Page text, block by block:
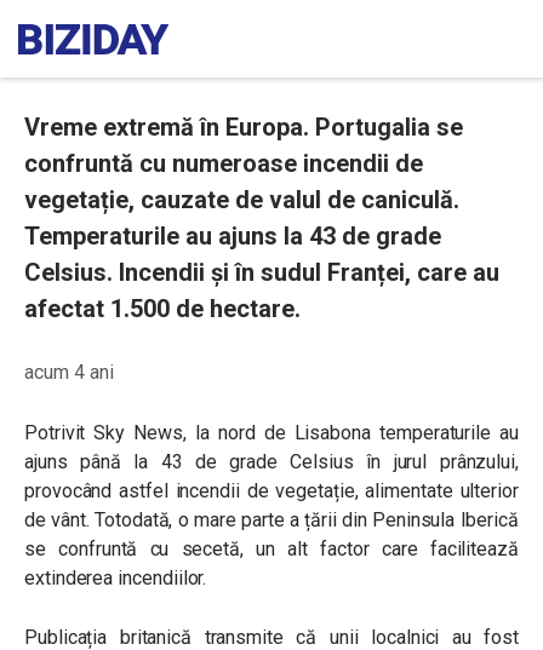
Vreme extremă în Europa. Portugalia se
confruntă cu numeroase incendii de
vegetație, cauzate de valul de caniculă.
Temperaturile au ajuns la 43 de grade
Celsius. Incendii și în sudul Franței, care au
afectat 1.500 de hectare.
acum 4 ani
Potrivit Sky News, la nord de Lisabona temperaturile au
ajuns până la 43 de grade Celsius în jurul prânzului,
provocând astfel incendii de vegetație, alimentate ulterior
de vânt. Totodată, o mare parte a țării din Peninsula Iberică
se confruntă cu secetă, un alt factor care facilitează
extinderea incendiilor.
Publicația britanică transmite că unii localnici au fost